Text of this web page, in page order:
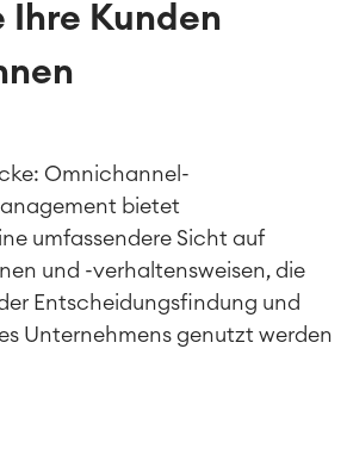
Ihre Kunden
Omnichannel-
bietet
umfassendere Sicht auf
und -verhaltensweisen, die
Entscheidungsfindung und
Unternehmens genutzt werden